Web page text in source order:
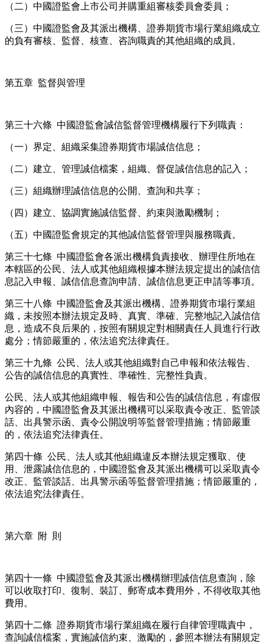
（二）中國證監會上市公司并購重組審核委員會委員；
（三）中國證監會及其派出機構、證券期貨市場行業組織成立
的負有審核、監督、核查、咨詢職責的其他組織的成員。
第五章 監督與管理
第三十六條 中國證監會誠信監督管理機構履行下列職責：
（一）界定、組織采集證券期貨市場誠信信息；
（二）建立、管理誠信檔案，組織、督促誠信信息的記入；
（三）組織辦理誠信信息的公開、查詢和共享；
（四）建立、協調實施誠信監督、約束與激勵機制；
（五）中國證監會規定的其他誠信監督管理與服務職責。
第三十七條 中國證監會各派出機構負責接收、辦理住所地在
本轄區的公民、法人或其他組織根據本辦法規定提出的誠信信
息記入申報、誠信信息查詢申請、誠信信息更正申請等事項。
第三十八條 中國證監會及其派出機構、證券期貨市場行業組
織，未按照本辦法規定及時、真實、準確、完整地記入誠信信
息，造成不良后果的，按照有關規定對相關責任人員進行行政
處分；情節嚴重的，依法追究法律責任。
第三十九條 公民、法人或其他組織對自己申報和依法報告、
公告的誠信信息的真實性、準確性、完整性負責。
公民、法人或其他組織申報、報告和公告的誠信信息，有虛假
內容的，中國證監會及其派出機構可以采取責令改正、監管談
話、出具警示函、責令公開說明等監督管理措施；情節嚴重
的，依法追究法律責任。
第四十條 公民、法人或其他組織違反本辦法規定獲取、使
用、泄露誠信信息的，中國證監會及其派出機構可以采取責令
改正、監管談話、出具警示函等監督管理措施；情節嚴重的，
依法追究法律責任。
第六章 附 則
第四十一條 中國證監會及其派出機構辦理誠信信息查詢，除
可以收取打印、復制、裝訂、郵寄成本費用外，不得收取其他
費用。
第四十二條 證券期貨市場行業組織在履行自律管理職責中，
查詢誠信檔案，實施誠信約束、激勵的，參照本辦法有關規定